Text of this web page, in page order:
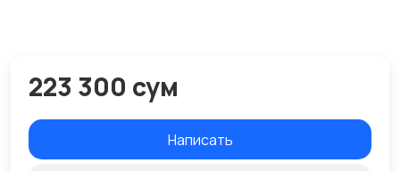
223 300 сум
Написать